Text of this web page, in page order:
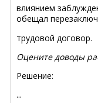
влиянием
обещал
трудовой договор.
Оцените доводы
Решение:
...